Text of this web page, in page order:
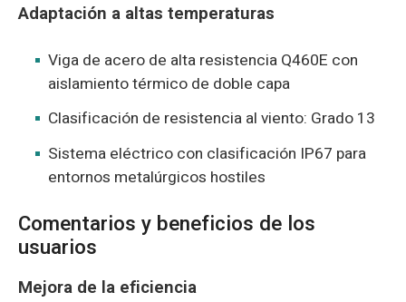
Adaptación a altas temperaturas
Viga de acero de alta resistencia Q460E con
aislamiento térmico de doble capa
Clasificación de resistencia al viento: Grado 13
Sistema eléctrico con clasificación IP67 para
entornos metalúrgicos hostiles
Comentarios y beneficios de los
usuarios
Mejora de la eficiencia